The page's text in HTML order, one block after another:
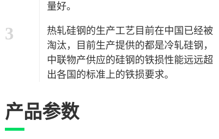
量好。
3
热轧硅钢的生产工艺目前在中国已经被
淘汰，目前生产提供的都是冷轧硅钢，
中联物产供应的硅钢的铁损性能远远超
出各国的标准上的铁损要求。
产品参数